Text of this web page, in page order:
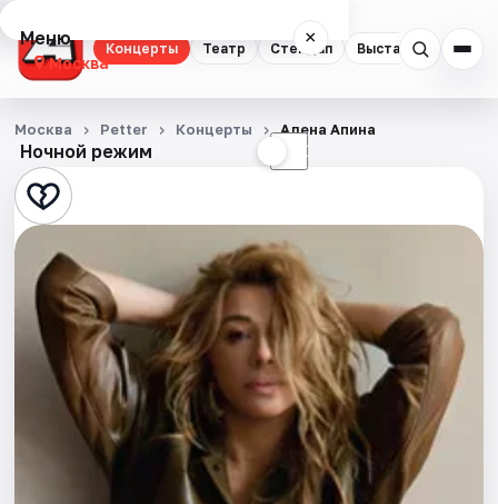
Концерты Театр Стендап Выставки
Меню ×
Москва
Концерты
Театр
Стендап
Выставки
Квесты
Экскурсии
Спорт
Ночной режим ☾
Москва Petter Концерты Алена Апина